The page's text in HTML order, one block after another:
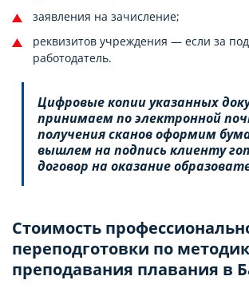
заявления на зачисление;
реквизитов учреждения — если за
работодатель.
Цифровые копии указанных
принимаем по электронной
получения сканов оформим
вышлем на подпись клиенту
договор на оказание
Стоимость
переподготовки по
преподавания плавания в